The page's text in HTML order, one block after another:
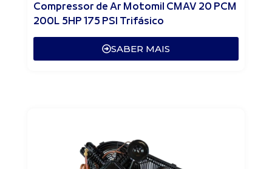
Compressor de Ar Motomil CMAV 20 PCM
200L 5HP 175 PSI Trifásico
SABER MAIS